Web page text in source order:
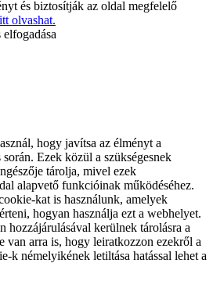
és biztosítják az oldal megfelelő
olvashat.
elfogadása
hogy javítsa az élményt a
Ezek közül a szükségesnek
tárolja, mivel ezek
alapvető funkcióinak működéséhez.
kat is használunk, amelyek
hogyan használja ezt a webhelyet.
hozzájárulásával kerülnek tárolásra a
van arra is, hogy leiratkozzon ezekről a
k némelyikének letiltása hatással lehet a